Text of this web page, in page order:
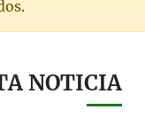
NOTICIA